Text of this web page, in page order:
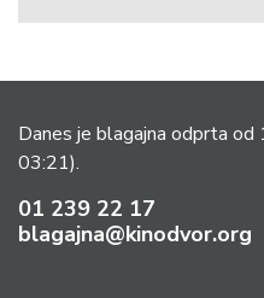
Danes je blagajna odprta
03:21).
01 239 22 17
blagajna@kinodvor.org